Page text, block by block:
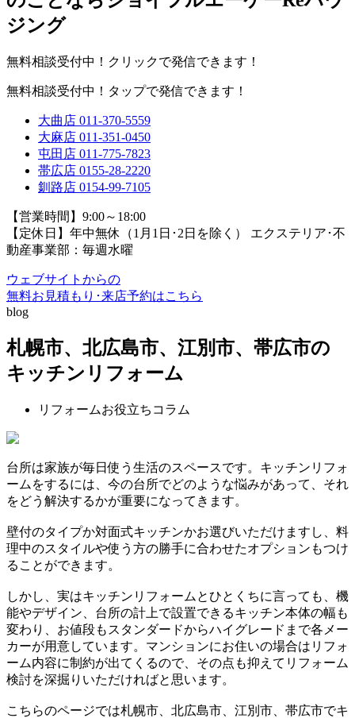
無料相談受付中！クリックで発信できます！
無料相談受付中！タップで発信できます！
大曲店 011-370-5559
大麻店 011-351-0450
屯田店 011-775-7823
帯広店 0155-28-2220
釧路店 0154-99-7105
【営業時間】9:00～18:00
【定休日】年中無休（1月1日･2日を除く） エクステリア･不
動産事業部：毎週水曜
ウェブサイトからの
無料お見積もり･来店予約はこちら
blog
札幌市、北広島市、江別市、帯広市の
キッチンリフォーム
リフォームお役立ちコラム
台所は家族が毎日使う生活のスペースです。キッチンリフォ
ームをするには、今の台所でどのような悩みがあって、それ
をどう解決するかが重要になってきます。
壁付のタイプか対面式キッチンかお選びいただけますし、料
理中のスタイルや使う方の勝手に合わせたオプションもつけ
ることができます。
しかし、実はキッチンリフォームとひとくちに言っても、機
能やデザイン、台所の計上で設置できるキッチン本体の幅も
変わり、お値段もスタンダードからハイグレードまで各メー
カーが用意しています。マンションにお住いの場合はリフォ
ーム内容に制約が出てくるので、その点も抑えてリフォーム
検討を深掘りいただければと思います。
こちらのページでは札幌市、北広島市、江別市、帯広市でキ